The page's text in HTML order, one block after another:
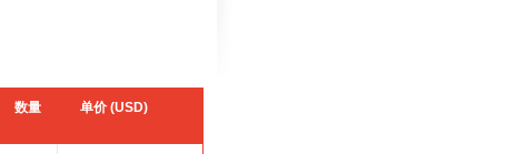
数量 单价 (USD)